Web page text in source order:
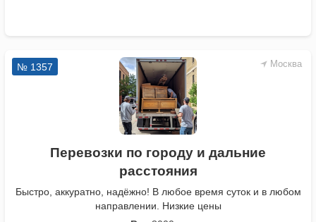
Москва
№ 1357
Перевозки по городу и дальние
расстояния
Быстро, аккуратно, надёжно! В любое время суток и в любом
направлении. Низкие цены